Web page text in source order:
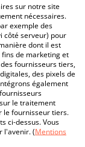
sur notre site
nécessaires.
exemple des
côté serveur) pour
dont il est
fins de marketing et
fournisseurs tiers,
des pixels de
également
le traitement
le fournisseur tiers.
ci-dessus. Vous
l'avenir. (Mentions